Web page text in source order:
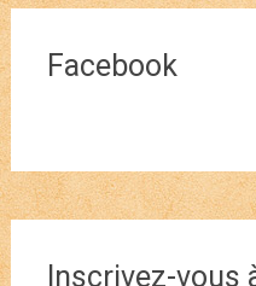
Facebook
Inscrivez-vous